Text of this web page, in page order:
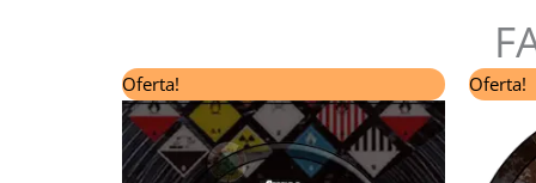
Oferta!
preço
original
era:
R$220,00.
preço
atual
é:
R$180,00.
Oferta!